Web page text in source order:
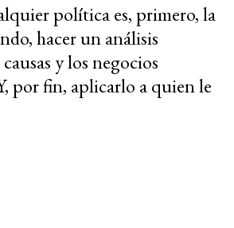
política es, primero, la
hacer un análisis
y los negocios
por fin, aplicarlo a quien le